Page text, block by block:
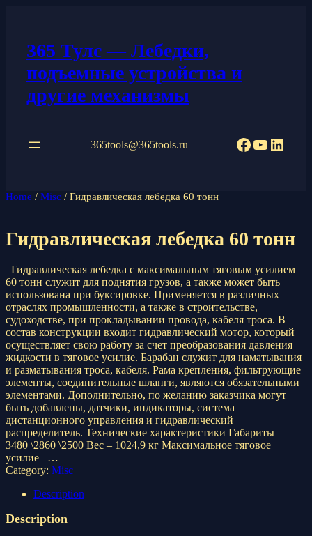
365 Тулс — Лебедки,
подъемные устройства и
другие механизмы
365tools@365tools.ru Facebook
YouTube
Home / Misc / Гидравлическая лебедка 60 тонн
Гидравлическая лебедка 60 тонн
Гидравлическая лебедка с максимальным тяговым усилием
60 тонн служит для поднятия грузов, а также может быть
использована при буксировке. Применяется в различных
отраслях промышленности, а также в строительстве,
судоходстве, при прокладывании провода, кабеля троса. В
состав конструкции входит гидравлический мотор, который
осуществляет свою работу за счет преобразования давления
жидкости в тяговое усилие. Барабан служит для наматывания
и разматывания троса, кабеля. Рама крепления, фильтрующие
элементы, соединительные шланги, являются обязательными
элементами. Дополнительно, по желанию заказчика могут
быть добавлены, датчики, индикаторы, система
дистанционного управления и гидравлический
распределитель. Технические характеристики Габариты –
3480 \2860 \2500 Вес – 1024,9 кг Максимальное тяговое
усилие –…
Category: Misc
Description
Description